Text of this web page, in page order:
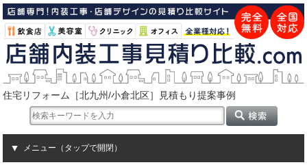
住宅リフォーム［北九州/小倉北区］見積もり提案事例
メニュー（タップで開閉）